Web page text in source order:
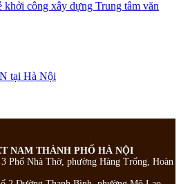
công xây dựng Trung tâm văn
tại Hà Nội
NAM THÀNH PHỐ HÀ NỘI
Phố Nhà Thờ, phường Hàng Trống, Hoàn